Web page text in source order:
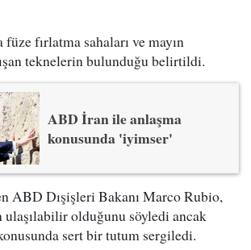
füze fırlatma sahaları ve mayın
teknelerin bulunduğu belirtildi.
ABD İran ile anlaşma
konusunda 'iyimser'
ABD Dışişleri Bakanı Marco Rubio,
ulaşılabilir olduğunu söyledi ancak
sert bir tutum sergiledi.